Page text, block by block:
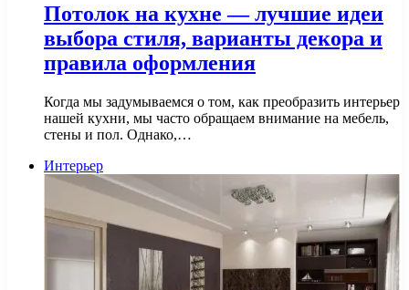
Потолок на кухне — лучшие идеи
выбора стиля, варианты декора и
правила оформления
Когда мы задумываемся о том, как преобразить интерьер
нашей кухни, мы часто обращаем внимание на мебель,
стены и пол. Однако,…
Интерьер